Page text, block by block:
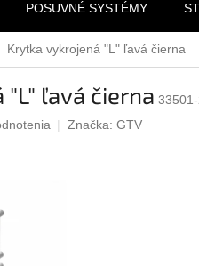
POSUVNÉ SYSTÉMY
Krytka vykrojená "L" ľavá čierna
ľavá čierna
Značka: GTV